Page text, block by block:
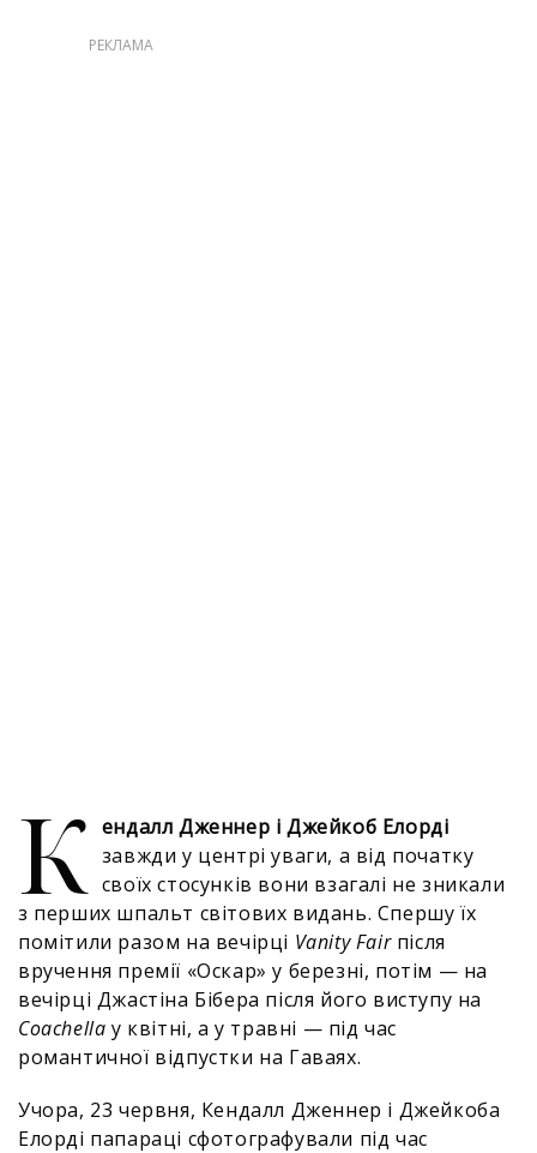
К ендалл Дженнер і Джейкоб Елорді
завжди у центрі уваги, а від початку
своїх стосунків вони взагалі не зникали
з перших шпальт світових видань. Спершу їх
помітили разом на вечірці Vanity Fair після
вручення премії «Оскар» у березні, потім — на
вечірці Джастіна Бібера після його виступу на
Coachella у квітні, а у травні — під час
романтичної відпустки на Гаваях.
Учора, 23 червня, Кендалл Дженнер і Джейкоба
Елорді папараці сфотографували під час